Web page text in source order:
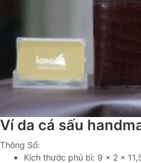
Ví da cá sấu
Thông Số:
Kích thước phủ bì: 9 x 2 x